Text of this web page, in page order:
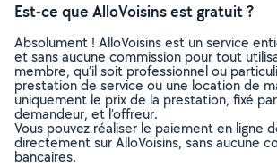
Est-ce que AlloVoisins est gratuit ?
Absolument ! AlloVoisins est un service
et sans aucune commission pour tout
membre, qu’il soit professionnel ou
prestation de service ou une location de
uniquement le prix de la prestation, fixé
demandeur, et l’offreur.
Vous pouvez réaliser le paiement en ligne
directement sur AlloVoisins, sans aucune
bancaires.